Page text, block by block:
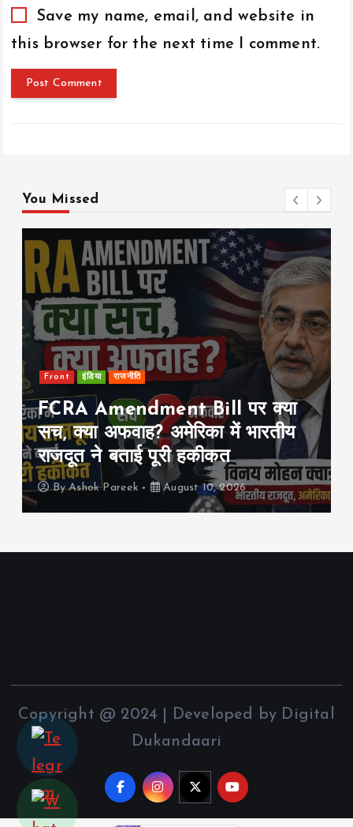
Save my name, email, and website in
this browser for the next time I comment.
You Missed
Front international
ईरान युद्ध से निकलने की राह खोज रहे
ट्रंप? हॉरमुज खुला तो न्यूक्लियर डील के
बिना भी खत्म कर सकते हैं जंग
ByAshok Pareek August 10, 2026
Copyright @ 2024 | Developed by Digital
Dukandaari